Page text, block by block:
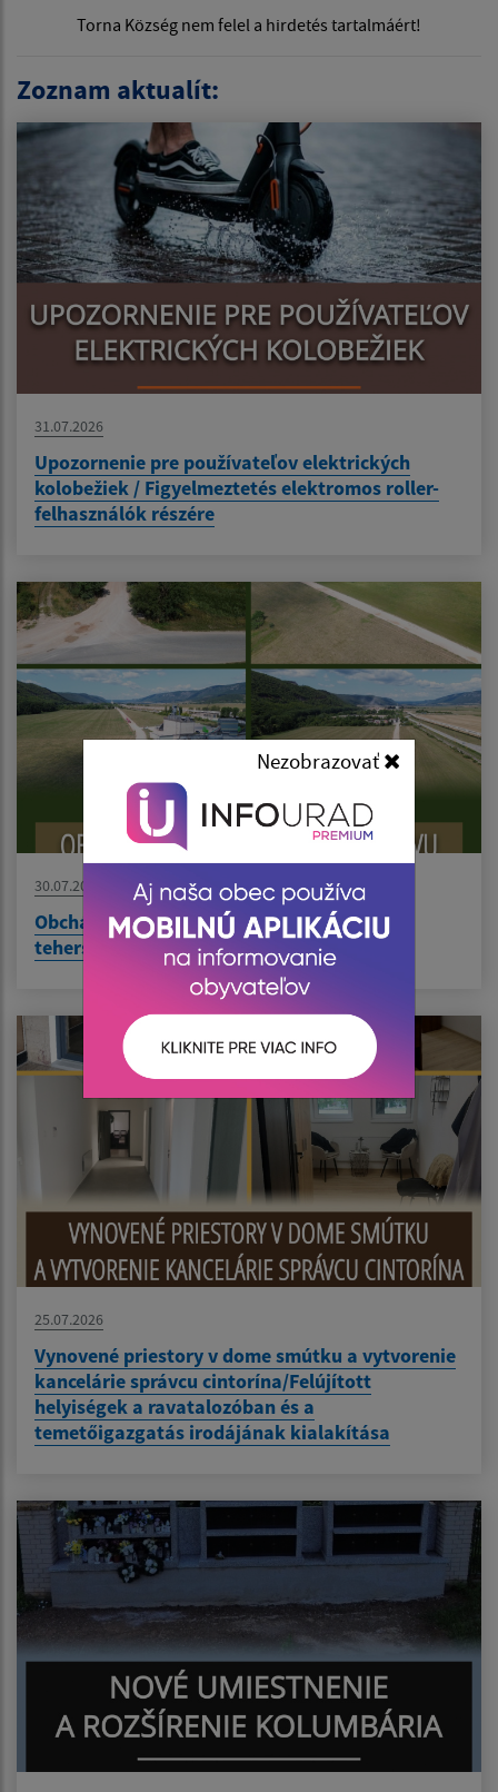
Nezobrazovať
Torna Község nem felel a hirdetés tartalmáért!
Zoznam aktualít:
31.07.2026
Upozornenie pre používateľov elektrických
kolobežiek / Figyelmeztetés elektromos roller-
felhasználók részére
30.07.2026
Obchádzka pre nákladnú dopravu/Kerülőút
teherszállítas részére
25.07.2026
Vynovené priestory v dome smútku a vytvorenie
kancelárie správcu cintorína/Felújított
helyiségek a ravatalozóban és a
temetőigazgatás irodájának kialakítása